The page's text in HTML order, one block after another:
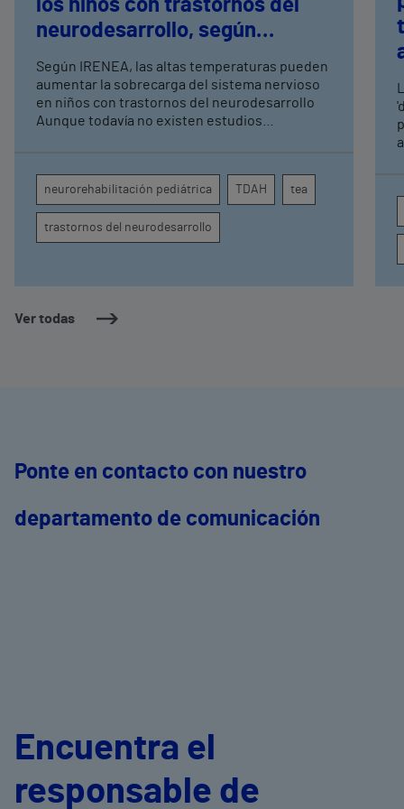
Ver todas
los niños con trastornos del
neurodesarrollo, según
neurorrehabilitación
pediátrica de Vithas
Según IRENEA, las altas temperaturas pueden
aumentar la sobrecarga del sistema nervioso
en niños con trastornos del neurodesarrollo
Aunque todavía no existen estudios
atención, la regulación emocional y la
conducta
neurorehabilitación pediátrica TDAH tea
trastornos del neurodesarrollo
Ponte en contacto con nuestro
departamento de comunicación
Encuentra el
responsable de